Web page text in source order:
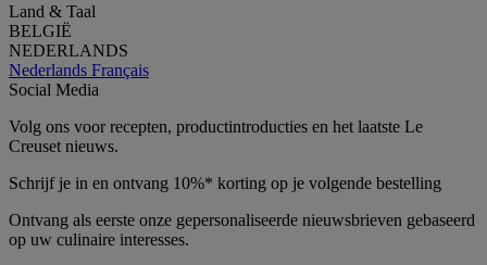
Land & Taal
BELGIË
NEDERLANDS
Nederlands Français
Social Media
Volg ons voor recepten, productintroducties en het laatste Le
Creuset nieuws.
Schrijf je in en ontvang 10%* korting op je volgende bestelling
Ontvang als eerste onze gepersonaliseerde nieuwsbrieven gebaseerd
op uw culinaire interesses.